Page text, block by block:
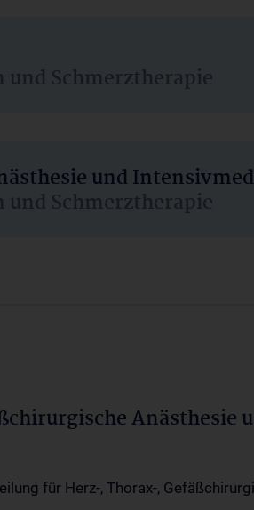
Schmerztherapie
und
Schmerztherapie
Anästhesie
für Herz-, Thorax-,